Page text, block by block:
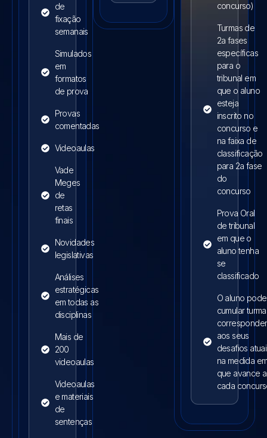
de
fixação
semanais
Simulados
em
formatos
de prova
Provas
comentadas
Videoaulas
Vade
Meges
de
retas
finais
Novidades
legislativas
Análises
estratégicas
em todas as
disciplinas
Mais de
200
videoaulas
Videoaulas
e materiais
de
sentenças
concurso)
Turmas de
2a fases
específicas
para o
tribunal em
que o aluno
esteja
inscrito no
concurso e
na faixa de
classificação
para 2a fase
do
concurso
Prova Oral
de tribunal
em que o
aluno tenha
se
classificado
O aluno
cumular
aos seus
desafios
na medida
que avance a
cada